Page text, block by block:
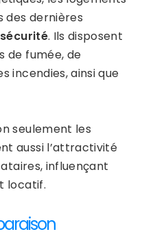
des dernières
sécurité. Ils disposent
de fumée, de
incendies, ainsi que
seulement les
aussi l’attractivité
influençant
locatif.